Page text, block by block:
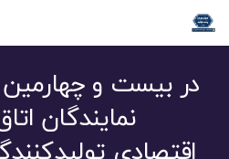
در بیست و
نمایندگان